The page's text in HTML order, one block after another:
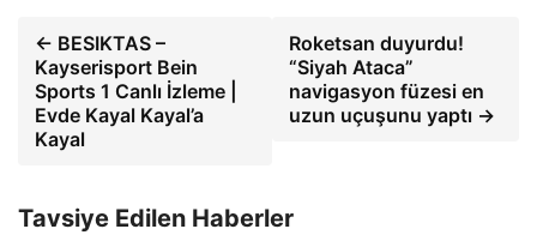
← BESIKTAS –
Kayserisport Bein
Sports 1 Canlı İzleme |
Evde Kayal Kayal’a
Kayal
Roketsan duyurdu!
“Siyah Ataca”
navigasyon füzesi en
uzun uçuşunu yaptı →
Tavsiye Edilen Haberler